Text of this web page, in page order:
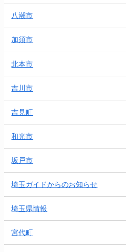
八潮市
加須市
北本市
吉川市
吉見町
和光市
坂戸市
埼玉ガイドからのお知らせ
埼玉県情報
宮代町